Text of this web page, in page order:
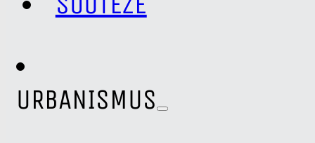
URBANISMUS